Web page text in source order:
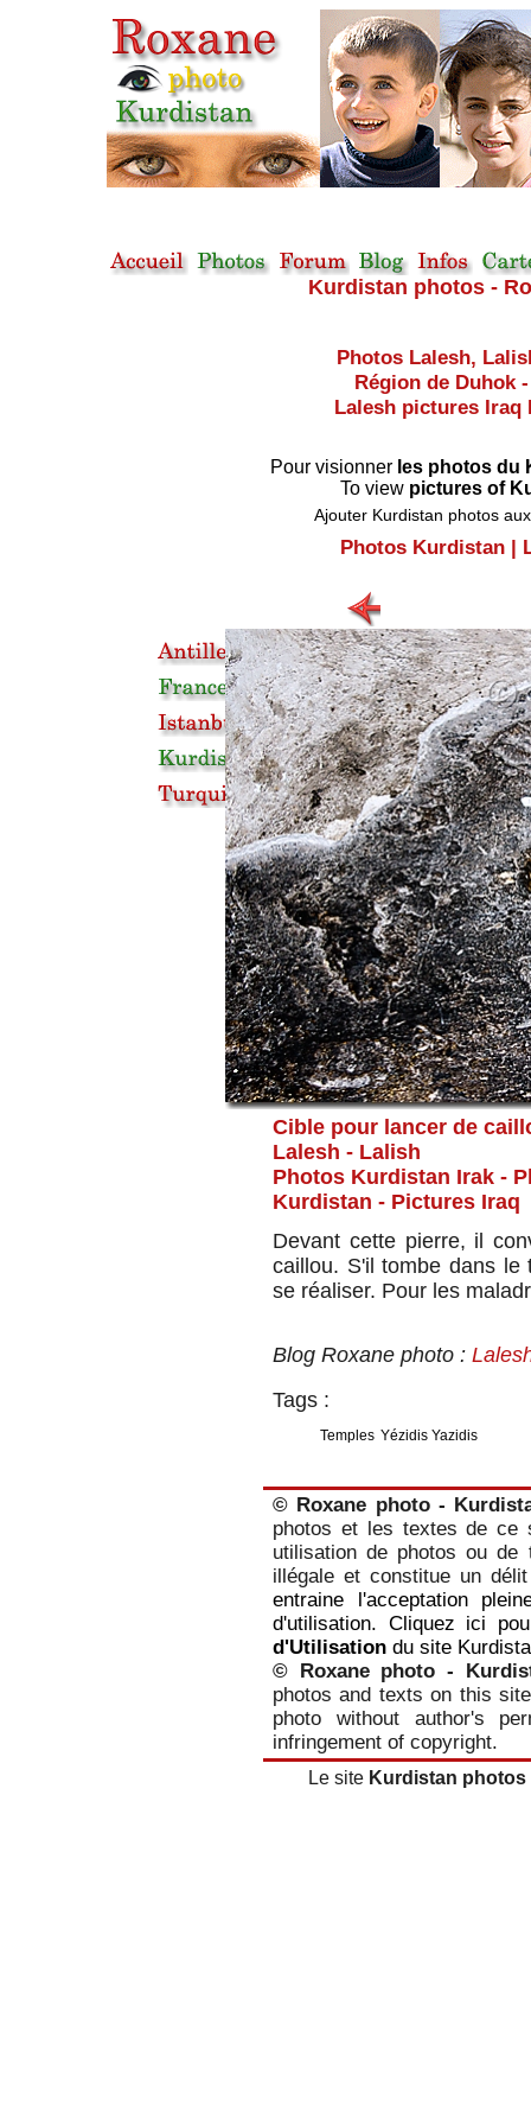
Kurdistan photos -
Photos Lalesh,
Région de Duhok
Lalesh pictures
Pour visionner les photos du
To view pictures of
Ajouter Kurdistan photos
Photos Kurdistan|
Cible pour lancer de
Lalesh - Lalish
Photos Kurdistan Irak -
Kurdistan - Pictures Iraq
Devant cette pierre, il
caillou. S'il tombe dans
se réaliser. Pour les
Blog Roxane photo :
Tags :
Temples Yézidis Yazidis
© Roxane photo -
photos et les textes de ce
utilisation de photos ou de
illégale et constitue un
entraine l'acceptation
d'utilisation. Cliquez ici
d'Utilisation du site
© Roxane photo -
photos and texts on this
photo without author's
infringement of copyright.
Le site Kurdistan photos